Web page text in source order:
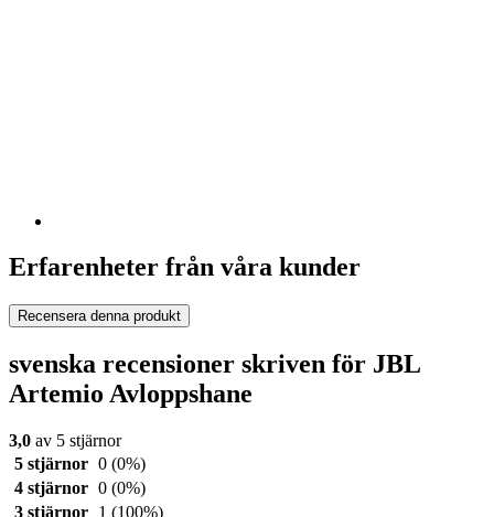
Erfarenheter från våra kunder
Recensera denna produkt
svenska recensioner skriven för JBL
Artemio Avloppshane
3,0 av 5 stjärnor
5 stjärnor 0 (0%)
4 stjärnor 0 (0%)
3 stjärnor
1 (100%)